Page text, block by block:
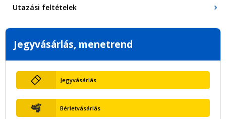
Utazási feltételek
Jegyvásárlás, menetrend
Jegyvásárlás
Bérletvásárlás